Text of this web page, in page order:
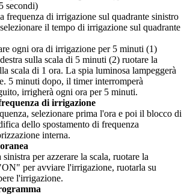
secondi)
frequenza di irrigazione sul quadrante sinistro
il tempo di irrigazione sul quadrante
ogni ora di irrigazione per 5 minuti (1)
sulla scala di 5 minuti (2) ruotare la
scala di 1 ora. La spia luminosa lampeggerà
5 minuti dopo, il timer interromperà
irrigherà ogni ora per 5 minuti.
di irrigazione
selezionare prima l'ora e poi il blocco di
dello spostamento di frequenza
interna.
per azzerare la scala, ruotare la
per avviare l'irrigazione, ruotarla su
l'irrigazione.